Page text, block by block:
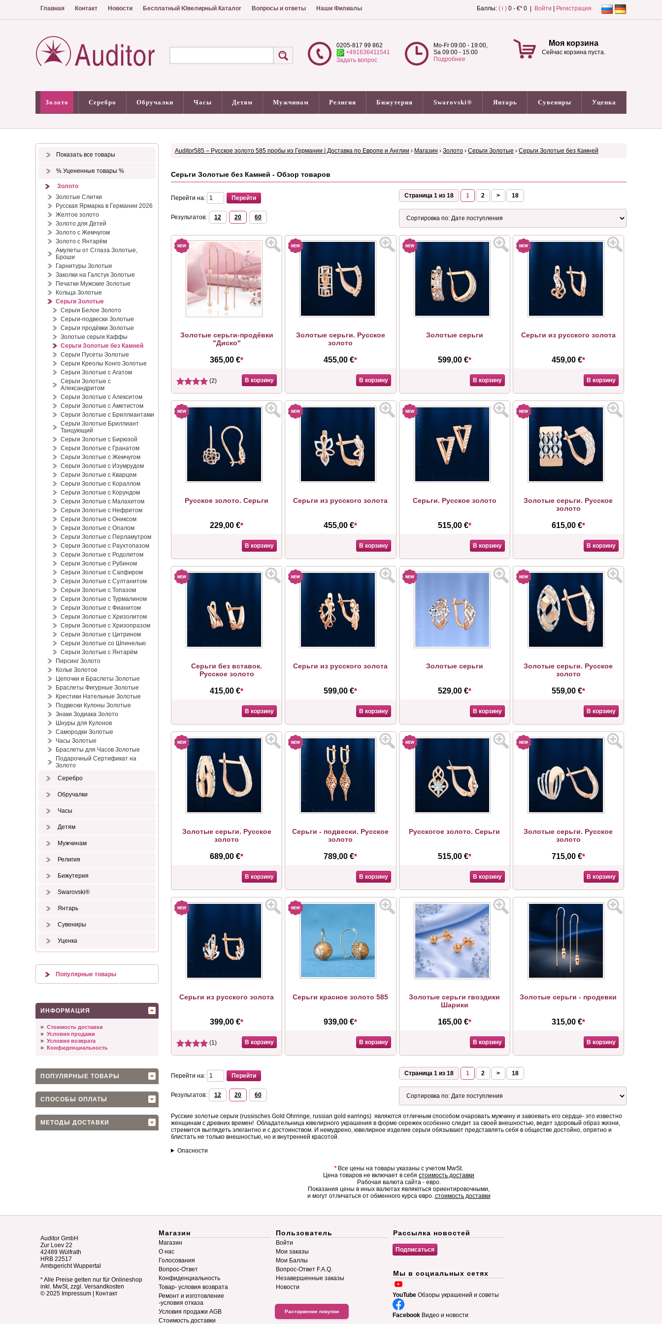
Главная Контакт Новости Бесплатный Ювелирный Каталог Вопросы и ответы Наши Филиалы Баллы: ( i ) 0 - €*0 | Войти Регистрация
0205-817 99 862
+491636411541
Задать вопрос
Mo-Fr 09:00 - 19:00,
Sa 09:00 - 15:00
Подробнее
Моя корзина
Сейчас корзина пуста.
Золото Серебро Обручалки Часы Детям Мужчинам Религия Бижутерия Swarovski® Янтарь Сувениры Уценка
Показать все товары
% Уцененные товары %
Золото
Золотые Слитки
Русская Ярмарка в Германии 2026
Желтое золото
Золото для Детей
Золото с Жемчугом
Золото с Янтарём
Амулеты от Сглаза Золотые,
Броши
Гарнитуры Золотые
Заколки на Галстук Золотые
Печатки Мужские Золотые
Кольца Золотые
Серьги Золотые
Серьги Белое Золото
Серьги-подвески Золотые
Серьги продёвки Золотые
Золотые серьги Каффы
Серьги Золотые без Камней
Серьги Пусеты Золотые
Серьги Креолы Конго Золотые
Серьги Золотые с Агатом
Серьги Золотые с
Александритом
Серьги Золотые с Алекситом
Серьги Золотые с Аметистом
Серьги Золотые с Бриллиантами
Серьги Золотые Бриллиант
Танцующий
Серьги Золотые с Бирюзой
Серьги Золотые с Гранатом
Серьги Золотые с Жемчугом
Серьги Золотые с Изумрудом
Серьги Золотые с Кварцем
Серьги Золотые с Кораллом
Серьги Золотые с Корундом
Серьги Золотые с Малахитом
Серьги Золотые с Нефритом
Серьги Золотые с Ониксом
Серьги Золотые с Опалом
Серьги Золотые с Перламутром
Серьги Золотые с Раухтопазом
Серьги Золотые с Родолитом
Серьги Золотые с Рубином
Серьги Золотые с Сапфиром
Серьги Золотые с Султанитом
Серьги Золотые с Топазом
Серьги Золотые с Турмалином
Серьги Золотые с Фианитом
Серьги Золотые с Хризолитом
Серьги Золотые с Хризопразом
Серьги Золотые с Цитрином
Серьги Золотые со Шпинелью
Серьги Золотые с Янтарём
Пирсинг Золото
Колье Золотое
Цепочки и Браслеты Золотые
Браслеты Фигурные Золотые
Крестики Нательные Золотые
Подвески Кулоны Золотые
Знаки Зодиака Золото
Шнуры для Кулонов
Самородки Золотые
Часы Золотые
Браслеты для Часов Золотые
Подарочный Сертификат на
Золото
Серебро
Обручалки
Часы
Детям
Мужчинам
Религия
Бижутерия
Swarovski®
Янтарь
Сувениры
Уценка
Популярные товары
ИНФОРМАЦИЯ
» Стоимость доставки
» Условия продажи
» Условия возврата
» Конфиденциальность
ПОПУЛЯРНЫЕ ТОВАРЫ
СПОСОБЫ ОПЛАТЫ
МЕТОДЫ ДОСТАВКИ
Auditor585 – Русское золото 585 пробы из Германии | Доставка по Европе и Англии › Магазин › Золото › Серьги Золотые › Серьги Золотые без Камней
Серьги Золотые без Камней - Обзор товаров
Перейти на: Страница 1 из 18 1 2 > 18
Результатов: 12 20 60
Золотые серьги-продёвки
"Диско"
365,00 €*
(2) В корзину
Золотые серьги. Русское
золото
455,00 €*
В корзину
Золотые серьги
599,00 €*
В корзину
Серьги из русского золота
459,00 €*
В корзину
Русское золото. Серьги
229,00 €*
В корзину
Серьги из русского золота
455,00 €*
В корзину
Серьги. Русское золото
515,00 €*
В корзину
Золотые серьги. Русское
золото
615,00 €*
В корзину
Серьги без вставок.
Русское золото
415,00 €*
В корзину
Серьги из русского золота
599,00 €*
В корзину
Золотые серьги
529,00 €*
В корзину
Золотые серьги. Русское
золото
559,00 €*
В корзину
Золотые серьги. Русское
золото
689,00 €*
В корзину
Серьги - подвески. Русское
золото
789,00 €*
В корзину
Русскогое золото. Серьги
515,00 €*
В корзину
Золотые серьги. Русское
золото
715,00 €*
В корзину
Серьги из русского золота
399,00 €*
(1) В корзину
Серьги красное золото 585
939,00 €*
В корзину
Золотые серьги гвоздики
Шарики
165,00 €*
В корзину
Золотые серьги - продевки
315,00 €*
В корзину
Перейти на: Страница 1 из 18 1 2 > 18
Результатов: 12 20 60
Русские золотые серьги (russisches Gold Ohrringe, russian gold earrings) являются отличным способом очаровать мужчину и завоевать его сердце- это известно
женщинам с древних времен! Обладательница ювелирного украшения в форме сережек особенно следит за своей внешностью, ведет здоровый образ жизни,
стремится выглядеть элегантно и с достоинством. И немудрено, ювелирное изделие серьги обязывают представлять себя в обществе достойно, опрятно и
блистать не только внешностью, но и внутренней красотой.
Опасности
*Все цены на товары указаны с учетом MwSt.
Цена товаров не включает в себя стоимость доставки
Рабочая валюта сайта - евро.
Показания цены в иных валютах являються ориентировочными,
и могут отличаться от обменного курса евро. стоимость доставки
Auditor GmbH
Zur Loev 22
42489 Wülfrath
HRB 22517
Amtsgericht Wuppertal
* Alle Preise gelten nur für Onlineshop
inkl. MwSt, zzgl. Versandkosten
© 2025 Impressum Контакт
Магазин
Магазин
О нас
Голосования
Вопрос-Ответ
Конфиденциальность
Товар- условия возврата
Ремонт и изготовление
-условия отказа
Условия продажи AGB
Стоимость доставки
Пользователь
Войти
Мои заказы
Мои Баллы
Вопрос-Ответ F.A.Q.
Незавершенные заказы
Новости
Расторжение покупки
Рассылка новостей
Мы в социальных сетях
YouTube Обзоры украшений и советы
Facebook Видео и новости